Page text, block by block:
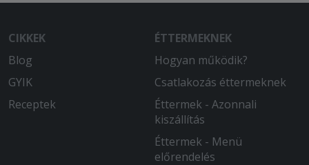
finom, a leves még forró volt.
Nagyon finom és bőséges volt
!Felülmúlta azt amire számítottam.
CIKKEK
Blog
GYIK
Receptek
ÉTTERMEKNEK
Hogyan működik?
Csatlakozás éttermeknek
Éttermek - Azonnali
kiszállítás
Éttermek - Menü
előrendelés